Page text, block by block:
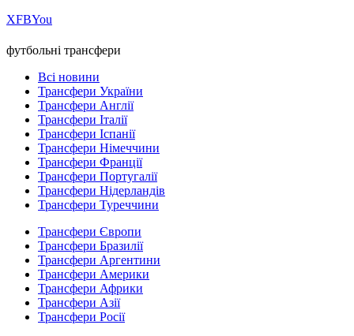
ХFBYou
футбольні трансфери
Всі новини
Трансфери України
Трансфери Англії
Трансфери Італії
Трансфери Іспанії
Трансфери Німеччини
Трансфери Франції
Трансфери Португалії
Трансфери Нідерландів
Трансфери Туреччини
Трансфери Європи
Трансфери Бразилії
Трансфери Аргентини
Трансфери Америки
Трансфери Африки
Трансфери Азії
Трансфери Росії